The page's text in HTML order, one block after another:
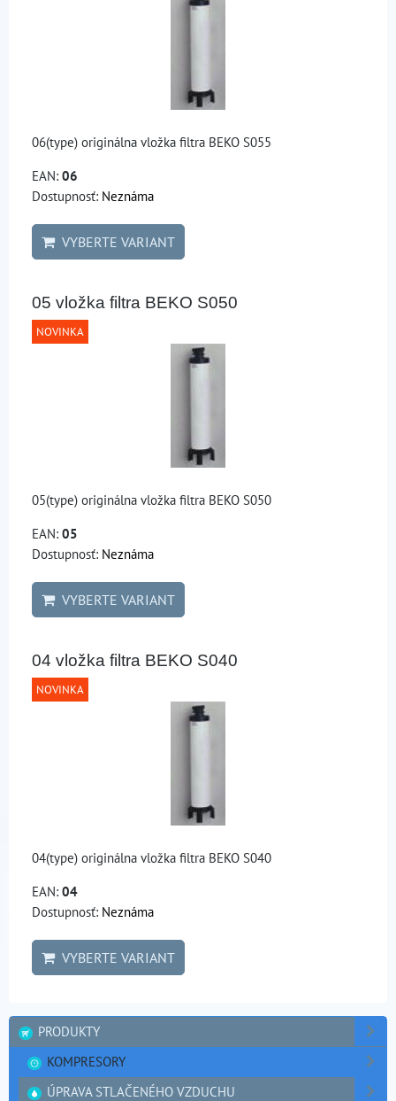
06(type) originálna vložka filtra BEKO S055
EAN: 06
Dostupnosť: Neznáma
VYBERTE VARIANT
05 vložka filtra BEKO S050
NOVINKA
05(type) originálna vložka filtra BEKO S050
EAN: 05
Dostupnosť: Neznáma
VYBERTE VARIANT
04 vložka filtra BEKO S040
NOVINKA
04(type) originálna vložka filtra BEKO S040
EAN: 04
Dostupnosť: Neznáma
VYBERTE VARIANT
PRODUKTY
KOMPRESORY
ÚPRAVA STLAČENÉHO VZDUCHU